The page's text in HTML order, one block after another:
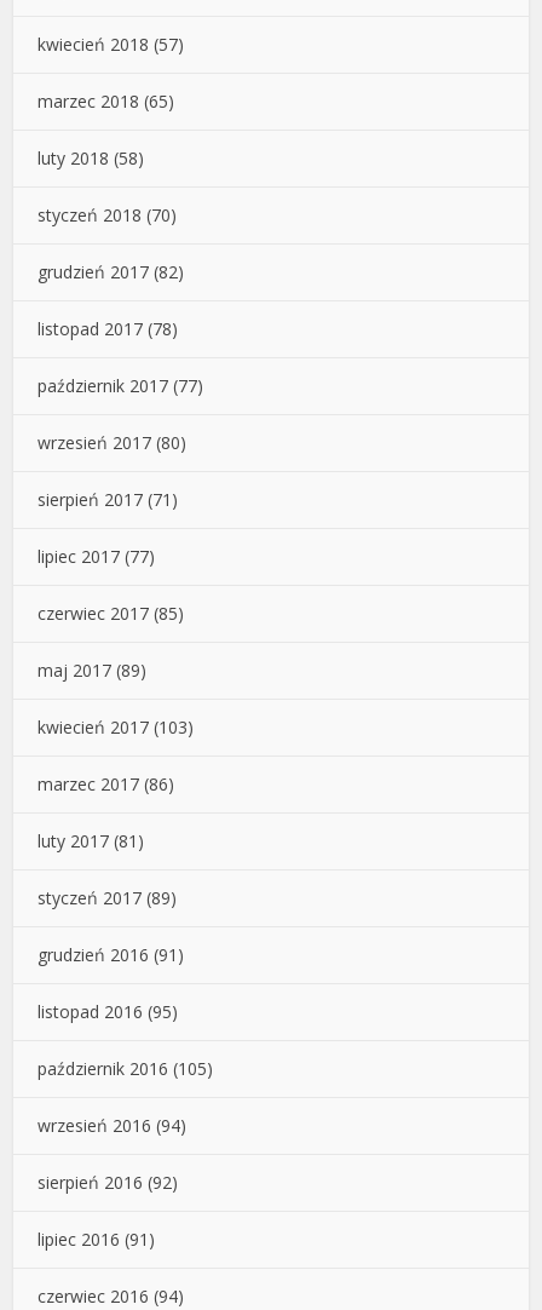
kwiecień 2018 (57)
marzec 2018 (65)
luty 2018 (58)
styczeń 2018 (70)
grudzień 2017 (82)
listopad 2017 (78)
październik 2017 (77)
wrzesień 2017 (80)
sierpień 2017 (71)
lipiec 2017 (77)
czerwiec 2017 (85)
maj 2017 (89)
kwiecień 2017 (103)
marzec 2017 (86)
luty 2017 (81)
styczeń 2017 (89)
grudzień 2016 (91)
listopad 2016 (95)
październik 2016 (105)
wrzesień 2016 (94)
sierpień 2016 (92)
lipiec 2016 (91)
czerwiec 2016 (94)